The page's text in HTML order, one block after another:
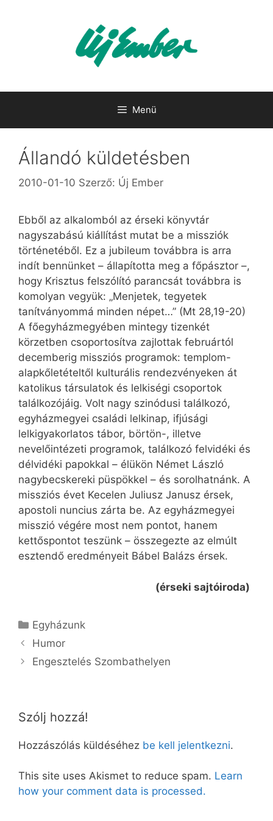
Menü
Állandó küldetésben
2010-01-10 Szerző: Új Ember
Ebből az alkalomból az érseki könyvtár
nagyszabású kiállítást mutat be a missziók
történetéből. Ez a jubileum továbbra is arra
indít bennünket – állapította meg a főpásztor –,
hogy Krisztus felszólító parancsát továbbra is
komolyan vegyük: „Menjetek, tegyetek
tanítványommá minden népet…” (Mt 28,19-20)
A főegyházmegyében mintegy tizenkét
körzetben csoportosítva zajlottak februártól
decemberig missziós programok: templom-
alapkőletételtől kulturális rendezvényeken át
katolikus társulatok és lelkiségi csoportok
találkozójáig. Volt nagy szinódusi találkozó,
egyházmegyei családi lelkinap, ifjúsági
lelkigyakorlatos tábor, börtön-, illetve
nevelőintézeti programok, találkozó felvidéki és
délvidéki papokkal – élükön Német László
nagybecskereki püspökkel – és sorolhatnánk. A
missziós évet Kecelen Juliusz Janusz érsek,
apostoli nuncius zárta be. Az egyházmegyei
misszió végére most nem pontot, hanem
kettőspontot teszünk – összegezte az elmúlt
esztendő eredményeit Bábel Balázs érsek.
(érseki sajtóiroda)
Kategória
Egyházunk
Humor
Engesztelés Szombathelyen
Szólj hozzá!
Hozzászólás küldéséhez be kell jelentkezni.
This site uses Akismet to reduce spam. Learn
how your comment data is processed.